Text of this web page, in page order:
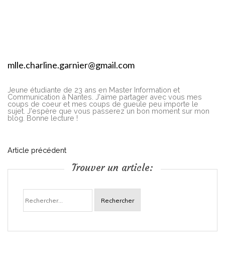
mlle.charline.garnier@gmail.com
Jeune étudiante de 23 ans en Master Information et
Communication à Nantes. J'aime partager avec vous mes
coups de coeur et mes coups de gueule peu importe le
sujet. J'espère que vous passerez un bon moment sur mon
blog. Bonne lecture !
N
i
Article précédent
Trouver un article:
Rechercher :